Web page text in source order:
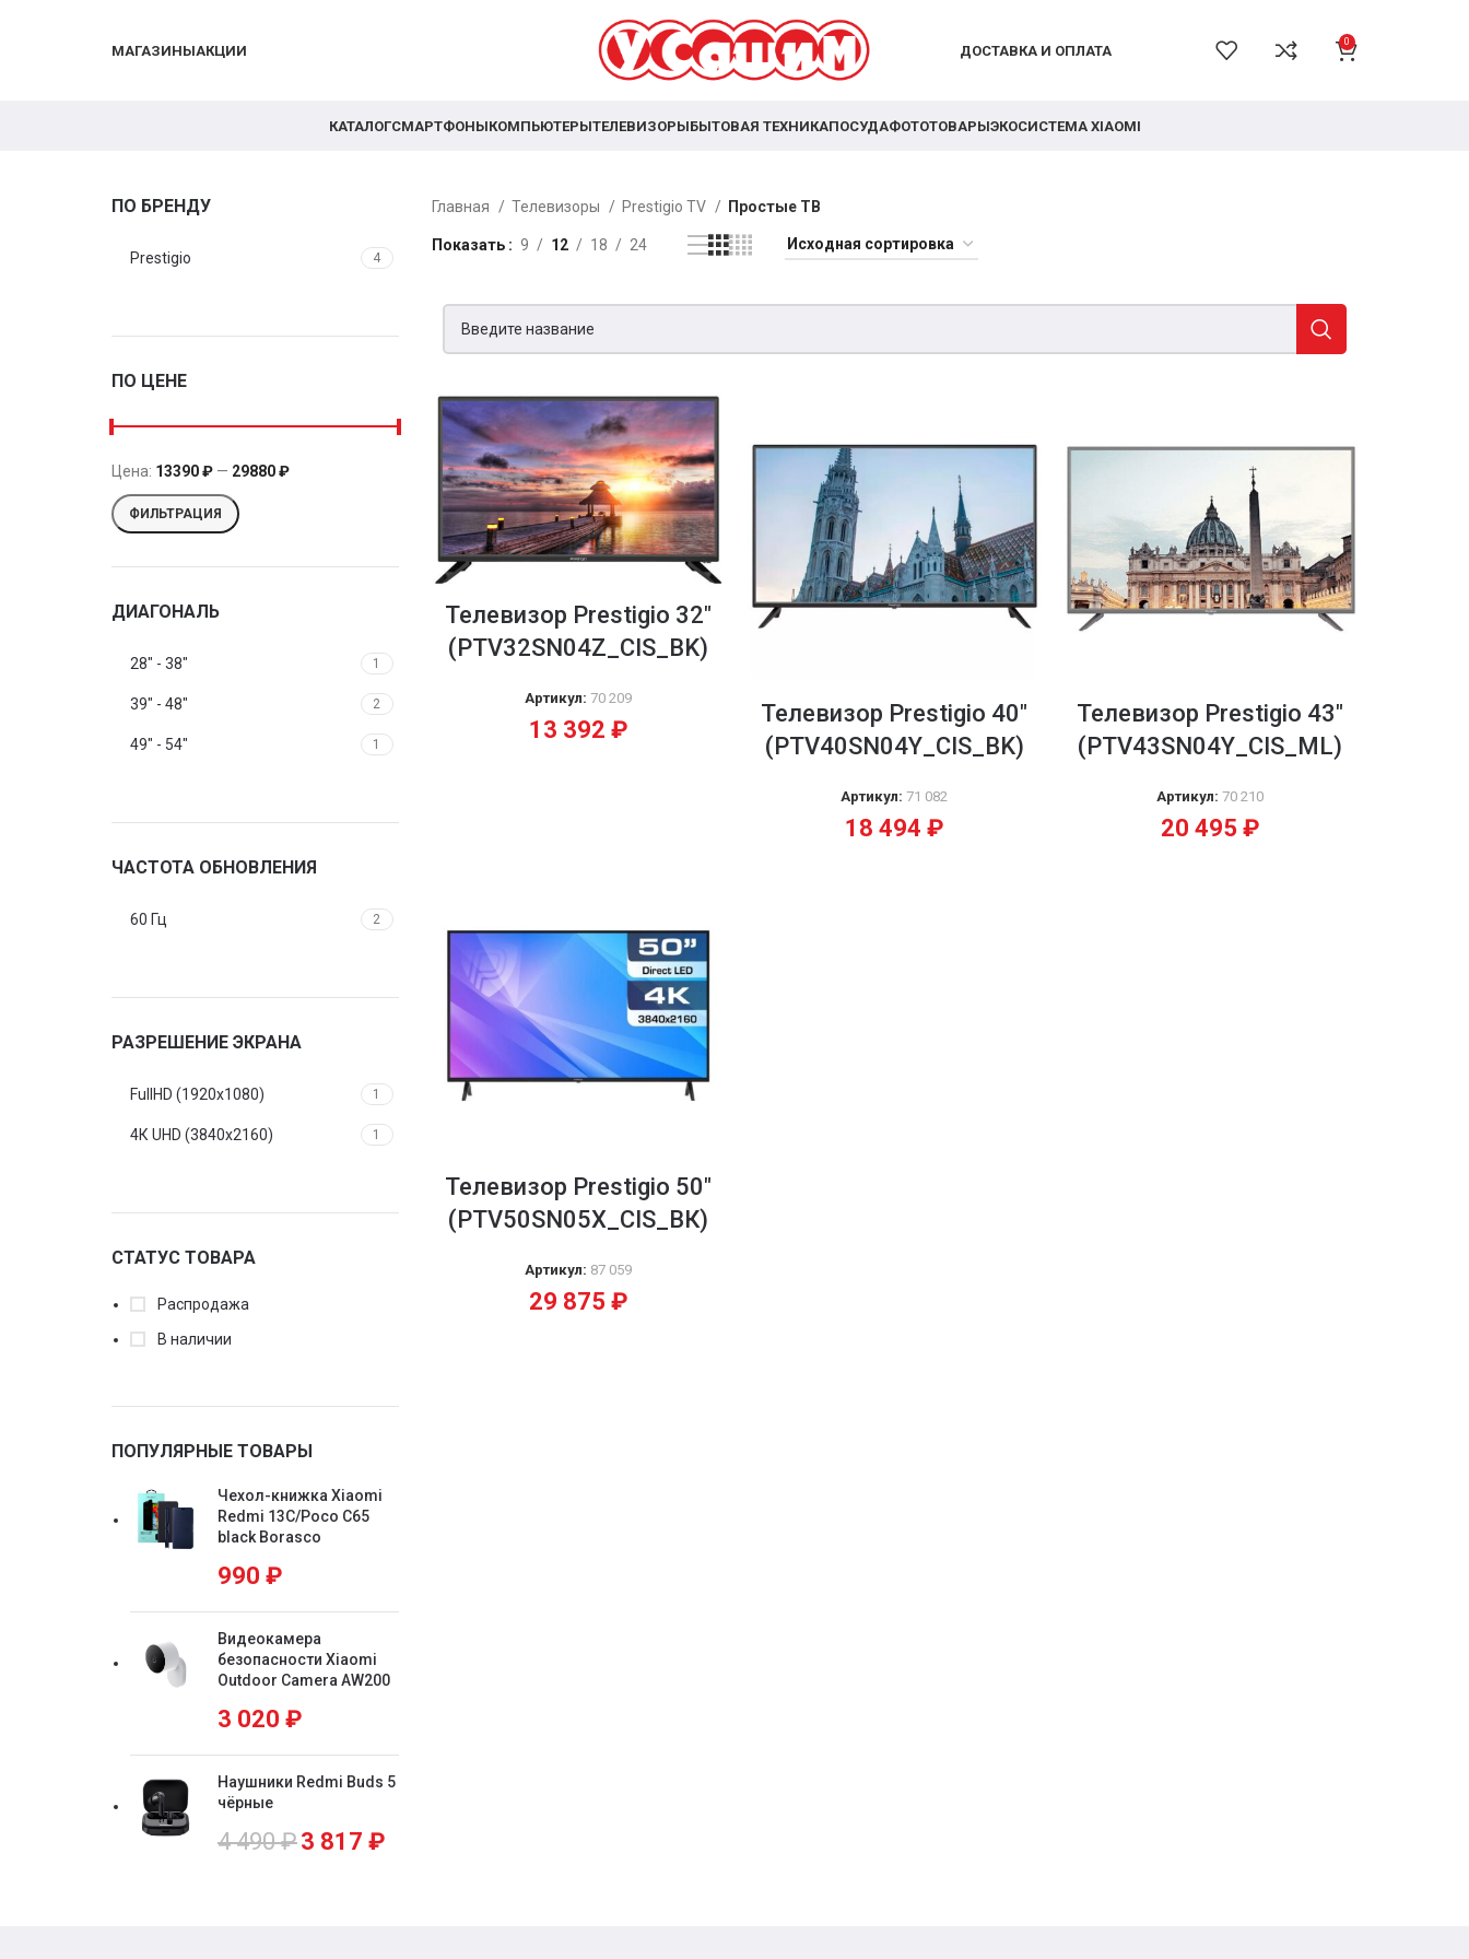
МАГАЗИНЫАКЦИИ ДОСТАВКА И ОПЛАТА
0
КАТАЛОГСМАРТФОНЫКОМПЬЮТЕРЫТЕЛЕВИЗОРЫБЫТОВАЯ ТЕХНИКАПОСУДАФОТОТОВАРЫЭКОСИСТЕМА XIAOMI
ПО БРЕНДУ
Prestigio 4
ПО ЦЕНЕ
ФИЛЬТРАЦИЯ
Цена: 13390 ₽ — 29880 ₽
ДИАГОНАЛЬ
28" - 38" 1
39" - 48" 2
49" - 54" 1
ЧАСТОТА ОБНОВЛЕНИЯ
60 Гц 2
РАЗРЕШЕНИЕ ЭКРАНА
FullHD (1920x1080) 1
4К UHD (3840х2160) 1
СТАТУС ТОВАРА
Распродажа
В наличии
ПОПУЛЯРНЫЕ ТОВАРЫ
Чехол-книжка Xiaomi
Redmi 13C/Poco C65
black Borasco
990 ₽
Видеокамера
безопасности Xiaomi
Outdoor Camera AW200
3 020 ₽
Наушники Redmi Buds 5
чёрные
4 490₽3 817 ₽
Главная Телевизоры Prestigio TV Простые ТВ
Показать 9 12 18 24
Телевизор Prestigio 32″
(PTV32SN04Z_CIS_BK)
Артикул:70 209
13 392 ₽
Телевизор Prestigio 40″
(PTV40SN04Y_CIS_BK)
Артикул:71 082
18 494 ₽
Телевизор Prestigio 43″
(PTV43SN04Y_CIS_ML)
Артикул:70 210
20 495 ₽
Телевизор Prestigio 50″
(PTV50SN05X_CIS_ВК)
Артикул: 87 059
29 875 ₽